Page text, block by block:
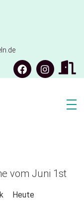
vom Juni 1st
Heute